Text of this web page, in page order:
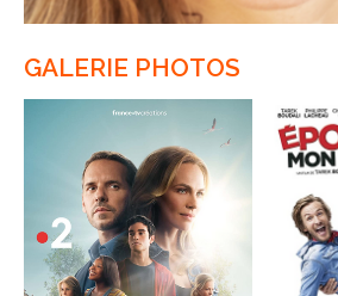
GALERIE PHOTOS